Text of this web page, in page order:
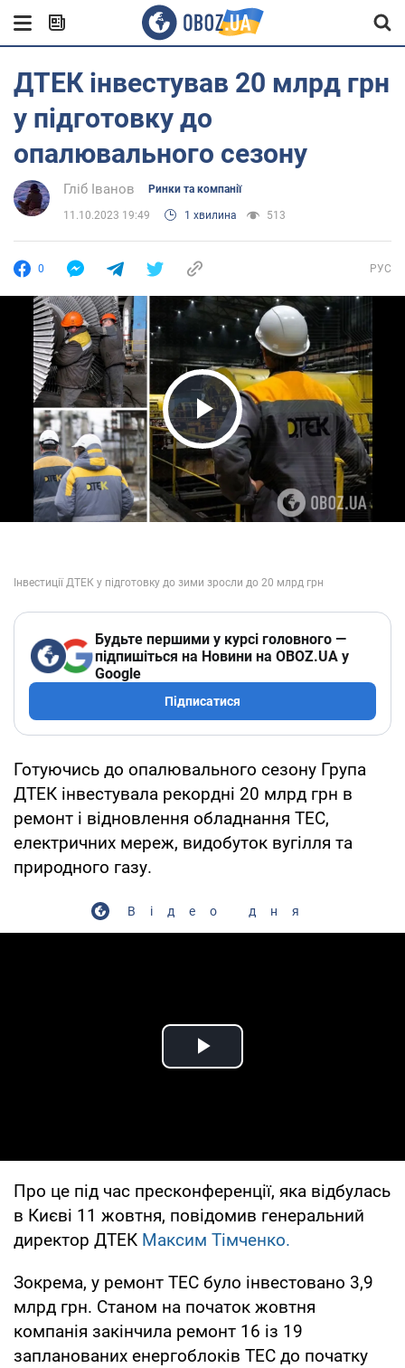
ДТЕК інвестував 20 млрд грн
у підготовку до
опалювального сезону
Гліб Іванов Ринки та компанії
11.10.2023 19:49 1 хвилина 513
0 РУС
Play Video
Будьте першими у курсі головного —
підпишіться на Новини на OBOZ.UA у
Google
Підписатися
Готуючись до опалювального сезону Група
ДТЕК інвестувала рекордні 20 млрд грн в
ремонт і відновлення обладнання ТЕС,
електричних мереж, видобуток вугілля та
природного газу.
Відео дня
Play Video
Про це під час пресконференції, яка відбулась
в Києві 11 жовтня, повідомив генеральний
директор ДТЕК Максим Тімченко.
Зокрема, у ремонт ТЕС було інвестовано 3,9
млрд грн. Станом на початок жовтня
компанія закінчила ремонт 16 із 19
запланованих енергоблоків ТЕС до початку